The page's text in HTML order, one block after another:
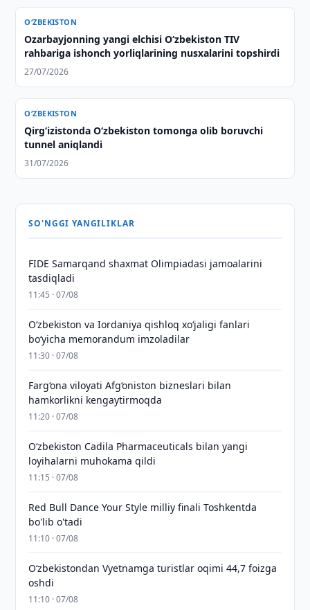
O‘ZBEKISTON
Ozarbayjonning yangi elchisi O‘zbekiston TIV
rahbariga ishonch yorliqlarining nusxalarini topshirdi
27/07/2026
O‘ZBEKISTON
Qirg‘izistonda O‘zbekiston tomonga olib boruvchi
tunnel aniqlandi
31/07/2026
SO'NGGI YANGILIKLAR
FIDE Samarqand shaxmat Olimpiadasi jamoalarini
tasdiqladi
11:45 · 07/08
Oʻzbekiston va Iordaniya qishloq xoʻjaligi fanlari
boʻyicha memorandum imzoladilar
11:30 · 07/08
Farg‘ona viloyati Afg‘oniston bizneslari bilan
hamkorlikni kengaytirmoqda
11:20 · 07/08
Oʻzbekiston Cadila Pharmaceuticals bilan yangi
loyihalarni muhokama qildi
11:15 · 07/08
Red Bull Dance Your Style milliy finali Toshkentda
bo'lib o'tadi
11:10 · 07/08
O‘zbekistondan Vyetnamga turistlar oqimi 44,7 foizga
oshdi
11:10 · 07/08